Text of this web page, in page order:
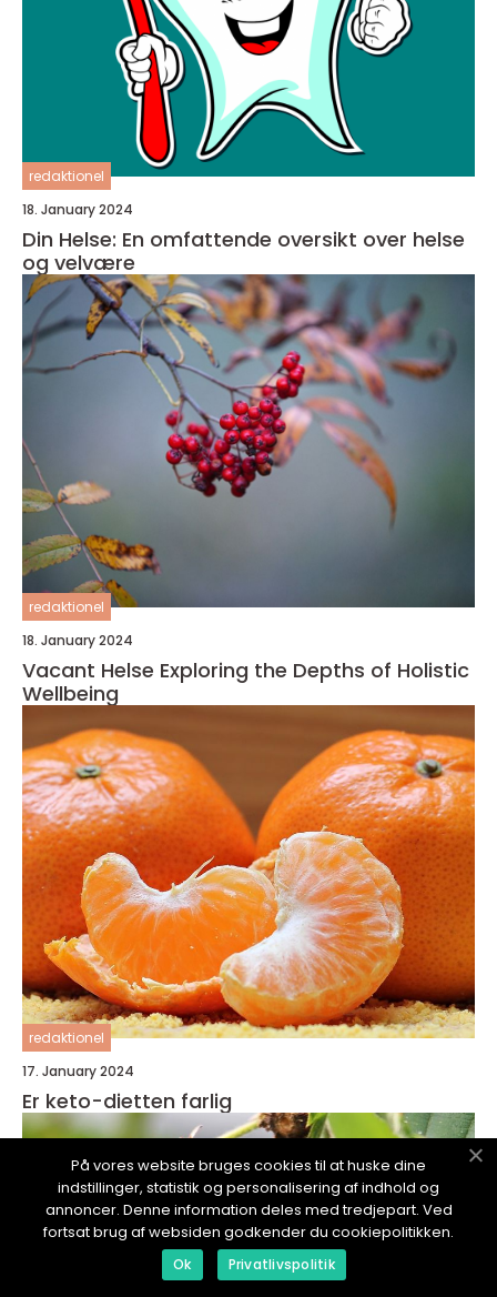
redaktionel
18. January 2024
Din Helse: En omfattende oversikt over helse
og velvære
redaktionel
18. January 2024
Vacant Helse Exploring the Depths of Holistic
Wellbeing
redaktionel
17. January 2024
Er keto-dietten farlig
På vores website bruges cookies til at huske dine
indstillinger, statistik og personalisering af indhold og
annoncer. Denne information deles med tredjepart. Ved
fortsat brug af websiden godkender du cookiepolitikken.
Ok Privatlivspolitik